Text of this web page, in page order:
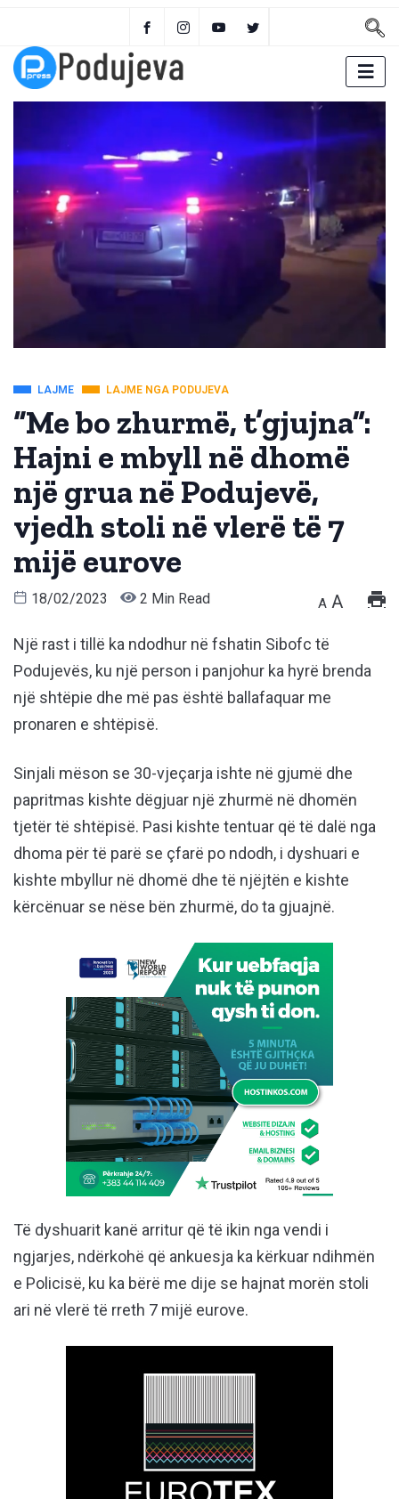
LAJME LAJME NGA PODUJEVA
“Me bo zhurmë, t’gjujna”:
Hajni e mbyll në dhomë
një grua në Podujevë,
vjedh stoli në vlerë të 7
mijë eurove
18/02/2023 2 Min Read A A
Një rast i tillë ka ndodhur në fshatin Sibofc të
Podujevës, ku një person i panjohur ka hyrë brenda
një shtëpie dhe më pas është ballafaquar me
pronaren e shtëpisë.
Sinjali mëson se 30-vjeçarja ishte në gjumë dhe
papritmas kishte dëgjuar një zhurmë në dhomën
tjetër të shtëpisë. Pasi kishte tentuar që të dalë nga
dhoma për të parë se çfarë po ndodh, i dyshuari e
kishte mbyllur në dhomë dhe të njëjtën e kishte
kërcënuar se nëse bën zhurmë, do ta gjuajnë.
Të dyshuarit kanë arritur që të ikin nga vendi i
ngjarjes, ndërkohë që ankuesja ka kërkuar ndihmën
e Policisë, ku ka bërë me dije se hajnat morën stoli
ari në vlerë të rreth 7 mijë eurove.